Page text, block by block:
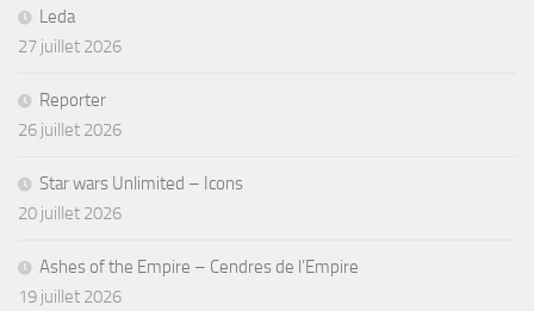
Leda
27 juillet 2026
Reporter
26 juillet 2026
Star wars Unlimited – Icons
20 juillet 2026
Ashes of the Empire – Cendres de l’Empire
19 juillet 2026